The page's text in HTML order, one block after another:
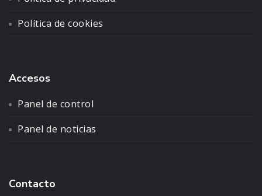
Política de cookies
Accesos
Panel de control
Panel de noticias
Contacto